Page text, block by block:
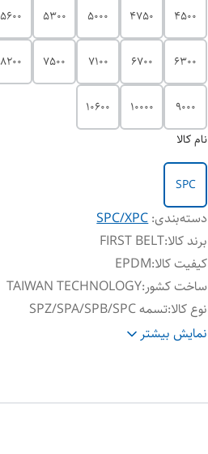
4500
4750
5000
5300
5600
6300
6700
7100
7500
8200
9000
10000
10600
نام کالا
SPC
دسته‌بندی:
SPC/XPC
برند کالا:
FIRST BELT
کیفیت کالا:
EPDM
ساخت کشور:
TAIWAN TECHNOLOGY
نوع کالا:تسمه SPZ/SPA/SPB/SPC
حداقل تعداد سفارش
نمایش بیشتر